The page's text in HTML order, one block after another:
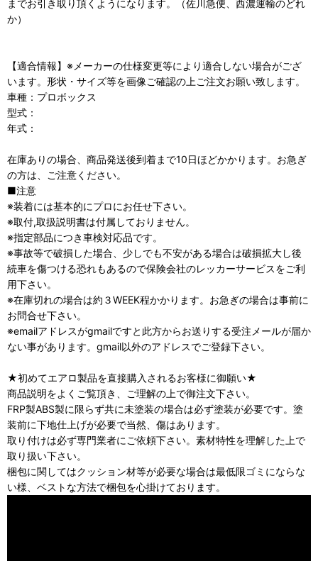
までお引き取り頂くようになります。（佐川急便、西濃運輸のどれ
か）
【適合情報】※メーカーの仕様変更等により適合しない場合がござ
います。形状・サイズ等を画像ご確認の上ご注文お願い致します。
車種：プロボックス
型式：
年式：
在庫ありの場合、商品発送後到着まで10日ほどかかります。お急ぎ
の方は、ご注意ください。
■注意
※装着には基本的にプロにお任せ下さい。
※取付,取扱説明書は付属しておりません。
※指定部品につき車検対応品です。
※事故等で破損した場合、少しでも不安がある場合は破損拡大し後
続車を傷つける恐れもあるので保険会社のレッカーサービスをご利
用下さい。
※在庫切れの場合は約３WEEK程かかります。お急ぎの場合は事前に
お問合せ下さい。
※emailアドレスがgmailですと此方からお送りする受注メールが届か
ない事があります。gmail以外のアドレスでご登録下さい。
★初めてエアロ製品を直接購入されるお客様に御願い★
商品説明をよくご覧頂き、ご理解の上で御注文下さい。
FRP製ABS製に限らず共に未塗装の場合は必ず塗装が必要です。塗
装前に下地仕上げが必要で当然、傷はあります。
取り付けは必ず専門業者にご依頼下さい。素材特性を理解した上で
取り扱い下さい。
梱包に関してはクッション材等が必要な場合は最低限ゴミにならな
い様、ベストな方法で梱包を心掛けております。